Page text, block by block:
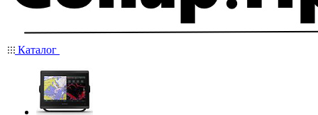
Каталог